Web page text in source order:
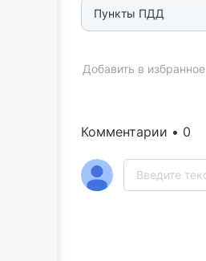
Пункты ПДД
Добавить в избранное
Комментарии • 0